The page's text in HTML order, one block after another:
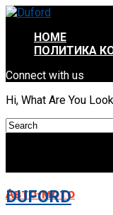
HOME
ПОЛИТИКА
Connect with us
Hi, What Are You
DUFORD
Авто-мото